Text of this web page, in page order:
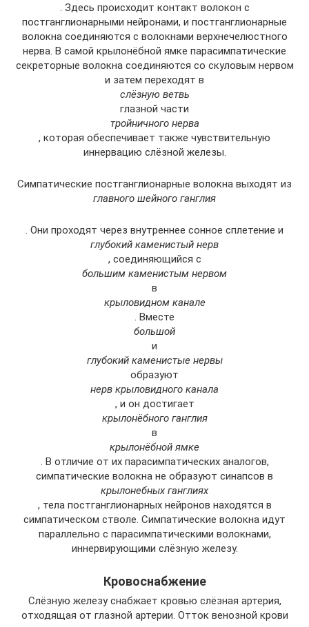
. Здесь происходит контакт волокон с
постганглионарными нейронами, и постганглионарные
волокна соединяются с волокнами верхнечелюстного
нерва. В самой крылонёбной ямке парасимпатические
секреторные волокна соединяются со скуловым нервом
и затем переходят в
слёзную ветвь
глазной части
тройничного нерва
, которая обеспечивает также чувствительную
иннервацию слёзной железы.
Симпатические постганглионарные волокна выходят из
главного шейного ганглия
. Они проходят через внутреннее сонное сплетение и
глубокий каменистый нерв
, соединяющийся с
большим каменистым нервом
в
крыловидном канале
. Вместе
большой
и
глубокий каменистые нервы
образуют
нерв крыловидного канала
, и он достигает
крылонёбного ганглия
в
крылонёбной ямке
. В отличие от их парасимпатических аналогов,
симпатические волокна не образуют синапсов в
крылонебных ганглиях
, тела постганглионарных нейронов находятся в
симпатическом стволе. Симпатические волокна идут
параллельно с парасимпатическими волокнами,
иннервирующими слёзную железу.
Кровоснабжение
Слёзную железу снабжает кровью слёзная артерия,
отходящая от глазной артерии. Отток венозной крови